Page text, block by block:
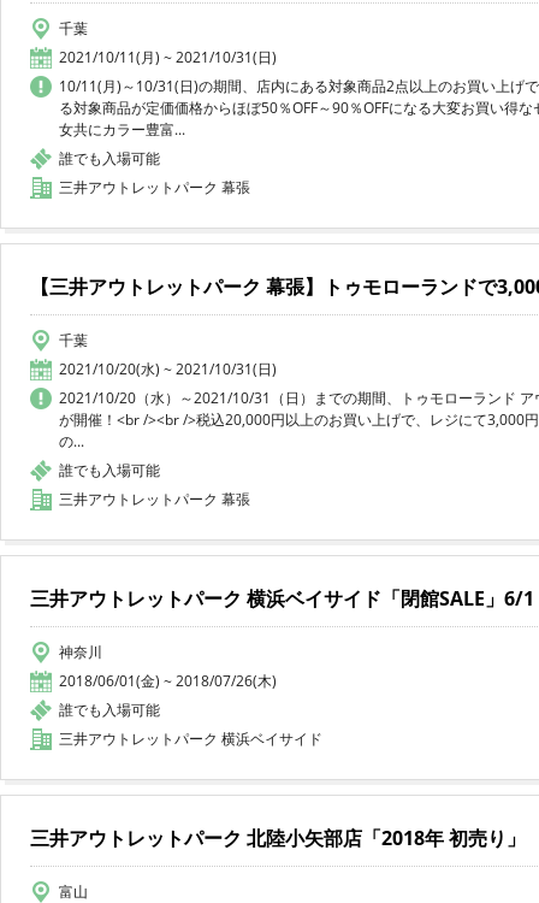
千葉
2021/10/11(月) ~ 2021/10/31(日)
10/11(月)～10/31(日)の期間、店内にある対象商品2点以上のお買い上げ
る対象商品が定価価格からほぼ50％OFF～90％OFFになる大変お買い得
女共にカラー豊富...
誰でも入場可能
三井アウトレットパーク 幕張
【三井アウトレットパーク 幕張】トゥモローランドで
千葉
2021/10/20(水) ~ 2021/10/31(日)
2021/10/20（水）～2021/10/31（日）までの期間、トゥモローランド ア
が開催！<br /><br />税込20,000円以上のお買い上げで、レジにて3,000
の...
誰でも入場可能
三井アウトレットパーク 幕張
三井アウトレットパーク 横浜ベイサイド「閉館SALE」6/
神奈川
2018/06/01(金) ~ 2018/07/26(木)
誰でも入場可能
三井アウトレットパーク 横浜ベイサイド
三井アウトレットパーク 北陸小矢部店「2018年 初売り」
富山